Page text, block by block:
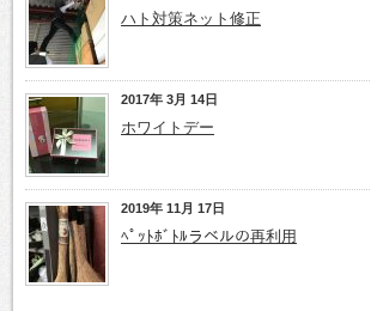
ハト対策ネット修正
2017年 3月 14日
ホワイトデー
2019年 11月 17日
ﾍﾟｯﾄﾎﾞﾄﾙラベルの再利用